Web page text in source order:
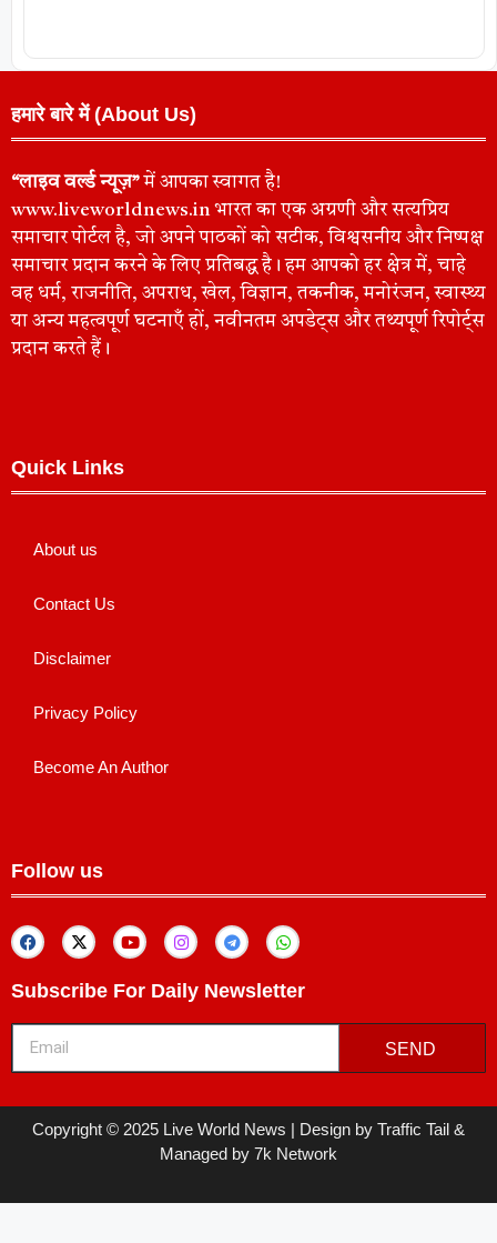
हमारे बारे में (About Us)
“लाइव वर्ल्ड न्यूज़”में आपका स्वागत है!
www.liveworldnews.in भारत का एक अग्रणी और सत्यप्रिय
समाचार पोर्टल है, जो अपने पाठकों को सटीक, विश्वसनीय और निष्पक्ष
समाचार प्रदान करने के लिए प्रतिबद्ध है। हम आपको हर क्षेत्र में, चाहे
वह धर्म, राजनीति, अपराध, खेल, विज्ञान, तकनीक, मनोरंजन, स्वास्थ्य
या अन्य महत्वपूर्ण घटनाएँ हों, नवीनतम अपडेट्स और तथ्यपूर्ण रिपोर्ट्स
प्रदान करते हैं।
Quick Links
About us
Contact Us
Disclaimer
Privacy Policy
Become An Author
Follow us
Subscribe For Daily Newsletter
SEND
Copyright © 2025 Live World News | Design by Traffic Tail &
Managed by 7k Network